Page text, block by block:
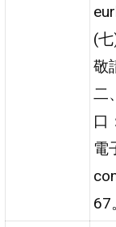
(
敬
二
口
電
67